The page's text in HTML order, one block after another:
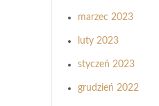
marzec 2023
luty 2023
styczeń 2023
grudzień 2022